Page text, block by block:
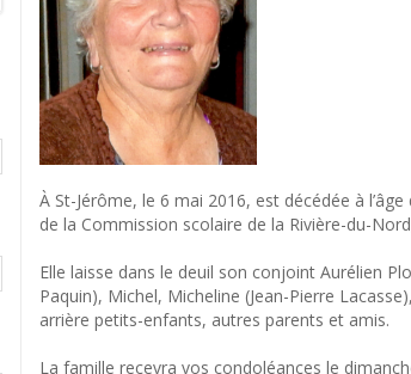
À St-Jérôme, le 6 mai 2016, est décédée à
de la Commission scolaire de la Rivière-du-
Elle laisse dans le deuil son conjoint Aurélien
Paquin), Michel, Micheline (Jean-Pierre
arrière petits-enfants, autres parents et amis.
La famille recevra vos condoléances le